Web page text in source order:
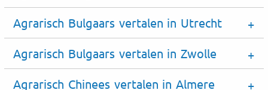
Agrarisch Bulgaars vertalen in Utrecht
Agrarisch Bulgaars vertalen in Zwolle
Agrarisch Chinees vertalen in Almere